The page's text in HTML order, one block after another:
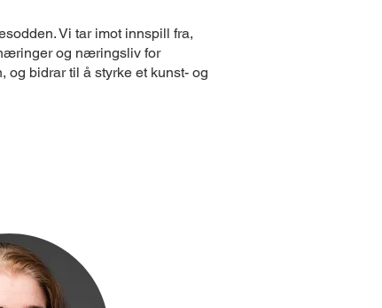
Vi tar imot innspill fra,
og næringsliv for
og bidrar til å styrke et kunst- og